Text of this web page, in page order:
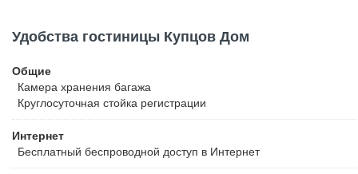
Удобства гостиницы Купцов Дом
Общие
Камера хранения багажа
Круглосуточная стойка регистрации
Интернет
Бесплатный беспроводной доступ в Интернет